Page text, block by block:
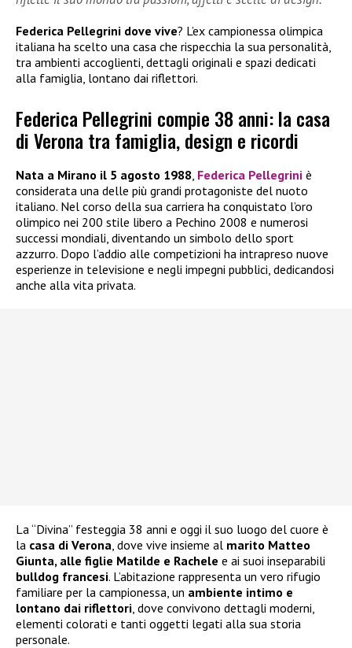
Federica Pellegrini dove vive? L’ex campionessa olimpica
italiana ha scelto una casa che rispecchia la sua personalità,
tra ambienti accoglienti, dettagli originali e spazi dedicati
alla famiglia, lontano dai riflettori.
Federica Pellegrini compie 38 anni: la casa
di Verona tra famiglia, design e ricordi
Nata a Mirano il 5 agosto 1988 Federica Pellegrini è
considerata una delle più grandi protagoniste del nuoto
italiano. Nel corso della sua carriera ha conquistato l’oro
olimpico nei 200 stile libero a Pechino 2008 e numerosi
successi mondiali, diventando un simbolo dello sport
azzurro. Dopo l’addio alle competizioni ha intrapreso nuove
esperienze in televisione e negli impegni pubblici, dedicandosi
anche alla vita privata.
La “Divina” festeggia 38 anni e oggi il suo luogo del cuore è
la casa di Verona , dove vive insieme al marito Matteo
Giunta, alle figlie Matilde e Rachele e ai suoi inseparabili
bulldog francesi. L’abitazione rappresenta un vero rifugio
familiare per la campionessa, un ambiente intimo e
lontano dai riflettori , dove convivono dettagli moderni,
elementi colorati e tanti oggetti legati alla sua storia
personale.